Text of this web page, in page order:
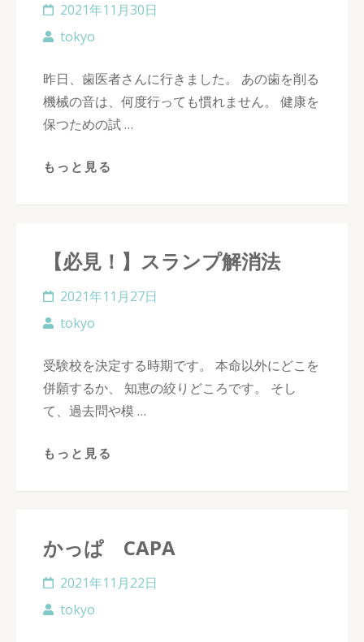
2021年11月30日
tokyo
昨日、歯医者さんに行きました。 あの歯を削る
機械の音は、何度行っても慣れません。 健康を
保つための試 …
もっと見る
【必見！】スランプ解消法
2021年11月27日
tokyo
受験校を決定する時期です。 本命以外にどこを
併願するか、 知恵の絞りどころです。 そし
て、過去問や模 …
もっと見る
かっぱ CAPA
2021年11月22日
tokyo